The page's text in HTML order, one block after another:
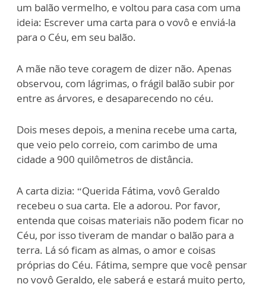
um balão vermelho, e voltou para casa com uma
ideia: Escrever uma carta para o vovô e enviá-la
para o Céu, em seu balão.
A mãe não teve coragem de dizer não. Apenas
observou, com lágrimas, o frágil balão subir por
entre as árvores, e desaparecendo no céu.
Dois meses depois, a menina recebe uma carta,
que veio pelo correio, com carimbo de uma
cidade a 900 quilômetros de distância.
A carta dizia: “Querida Fátima, vovô Geraldo
recebeu o sua carta. Ele a adorou. Por favor,
entenda que coisas materiais não podem ficar no
Céu, por isso tiveram de mandar o balão para a
terra. Lá só ficam as almas, o amor e coisas
próprias do Céu. Fátima, sempre que você pensar
no vovô Geraldo, ele saberá e estará muito perto,